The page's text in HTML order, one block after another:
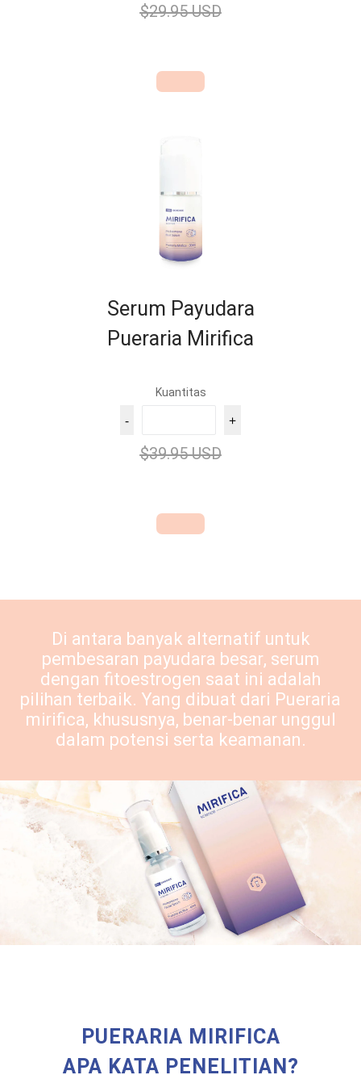
$29.95 USD
Serum Payudara
Pueraria Mirifica
Kuantitas
- +
$39.95 USD
Di antara banyak alternatif untuk
pembesaran payudara besar, serum
dengan fitoestrogen saat ini adalah
pilihan terbaik. Yang dibuat dari Pueraria
mirifica, khususnya, benar-benar unggul
dalam potensi serta keamanan.
PUERARIA MIRIFICA
APA KATA PENELITIAN?